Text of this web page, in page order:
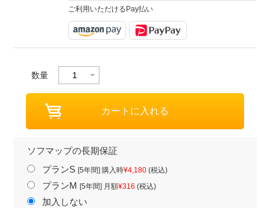
ご利用いただけるPay払い
数量
ソフマップの長期保証
プランS [5年間] 購入時¥4,180(税込)
プランM [5年間] 月額¥316 (税込)
加入しない